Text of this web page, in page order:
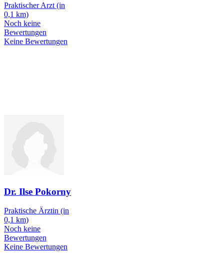
Praktischer Arzt (in
0,1 km)
Noch keine
Bewertungen
Keine Bewertungen
Dr. Ilse Pokorny
Praktische Ärztin (in
0,1 km)
Noch keine
Bewertungen
Keine Bewertungen